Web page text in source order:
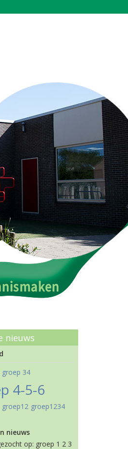
nieuws
groep 34
4-5-6
groep12 groep1234
nieuws
op: groep 1 2 3